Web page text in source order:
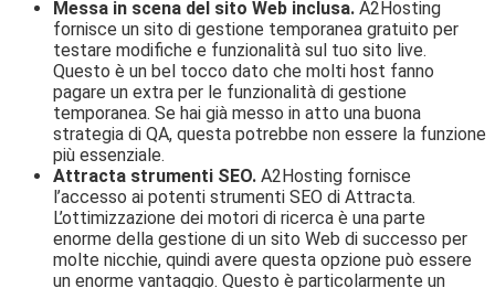
Messa in scena del sito Web inclusa. A2Hosting
fornisce un sito di gestione temporanea gratuito per
testare modifiche e funzionalità sul tuo sito live.
Questo è un bel tocco dato che molti host fanno
pagare un extra per le funzionalità di gestione
temporanea. Se hai già messo in atto una buona
strategia di QA, questa potrebbe non essere la funzione
più essenziale.
Attracta strumenti SEO. A2Hosting fornisce
l’accesso ai potenti strumenti SEO di Attracta.
L’ottimizzazione dei motori di ricerca è una parte
enorme della gestione di un sito Web di successo per
molte nicchie, quindi avere questa opzione può essere
un enorme vantaggio. Questo è particolarmente un